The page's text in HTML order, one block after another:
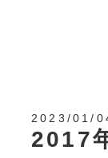
2023/01/
2017